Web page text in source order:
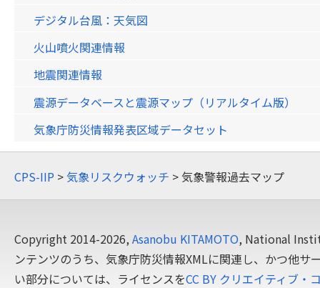
デジタル台風：天気図
火山噴火関連情報
地震関連情報
震源データベースと震源マップ（リアルタイム版）
気象庁防災情報発表区域データセット
CPS-IIP >気象リスクウォッチ > 気象警報過去マップ
Copyright 2014-2026, Asanobu KITAMOTO, National
ンテンツのうち、気象庁防災情報XMLに関連し、かつ他サ
い部分については、ライセンスをCC BY クリエイティブ・